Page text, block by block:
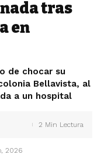
tras
en
de chocar su
Bellavista, al
a un hospital
2026
2 Min Lectura